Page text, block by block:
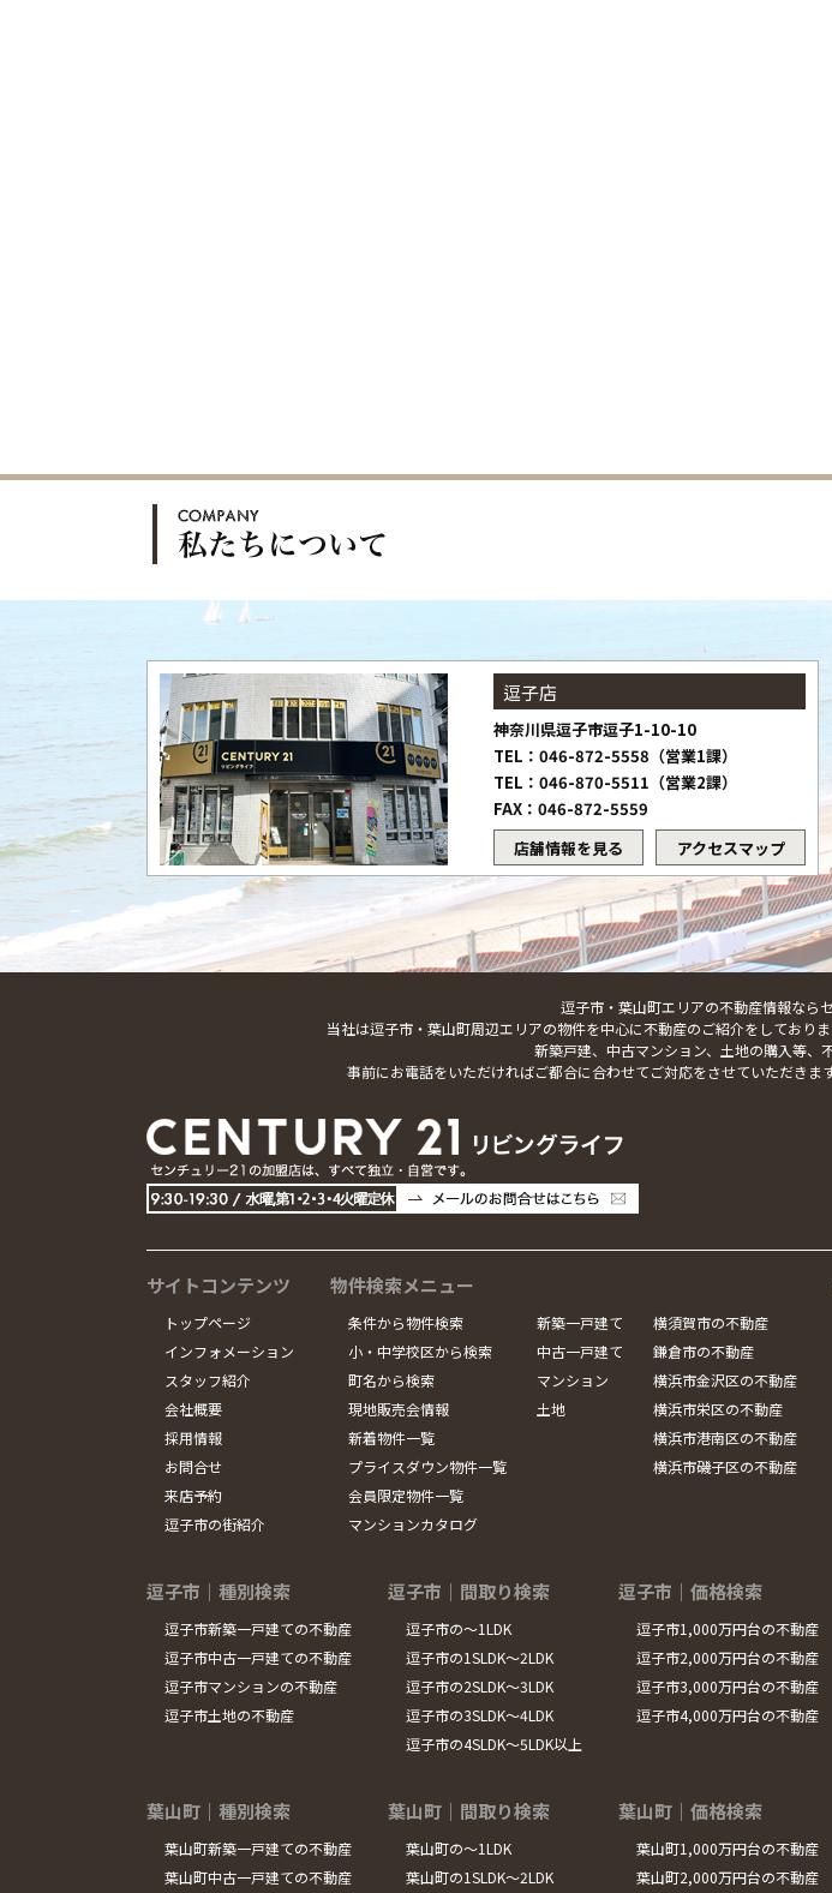
逗子店
神奈川県逗子市逗子1-10-10
TEL：046-872-5558（営業1課）
TEL：046-870-5511（営業2課）
FAX：046-872-5559
店舗情報を見る
アクセスマップ
逗子市・葉山町エリアの不動産情報なら
当社は逗子市・葉山町周辺エリアの物件を中心に不動産のご紹介をしており
新築戸建、中古マンション、土地の購入等、
事前にお電話をいただければご都合に合わせてご対応をさせていただきま
サイトコンテンツ
トップページ
インフォメーション
スタッフ紹介
会社概要
採用情報
お問合せ
来店予約
逗子市の街紹介
物件検索メニュー
条件から物件検索
小・中学校区から検索
町名から検索
現地販売会情報
新着物件一覧
プライスダウン物件一覧
会員限定物件一覧
マンションカタログ
新築一戸建て
中古一戸建て
マンション
土地
横須賀市の不動産
鎌倉市の不動産
横浜市金沢区の不動産
横浜市栄区の不動産
横浜市港南区の不動産
横浜市磯子区の不動産
逗子市｜種別検索
逗子市新築一戸建ての不動産
逗子市中古一戸建ての不動産
逗子市マンションの不動産
逗子市土地の不動産
逗子市｜間取り検索
逗子市の～1LDK
逗子市の1SLDK～2LDK
逗子市の2SLDK～3LDK
逗子市の3SLDK～4LDK
逗子市の4SLDK～5LDK以上
逗子市｜価格検索
逗子市1,000万円台の不動産
逗子市2,000万円台の不動産
逗子市3,000万円台の不動産
逗子市4,000万円台の不動産
葉山町｜種別検索
葉山町新築一戸建ての不動産
葉山町中古一戸建ての不動産
葉山町｜間取り検索
葉山町の～1LDK
葉山町の1SLDK～2LDK
葉山町｜価格検索
葉山町1,000万円台の不動産
葉山町2,000万円台の不動産